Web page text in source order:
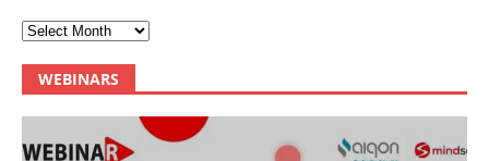
WEBINARS